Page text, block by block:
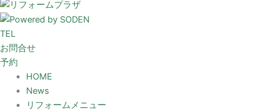
TEL
お問合せ
予約
HOME
News
リフォームメニュー